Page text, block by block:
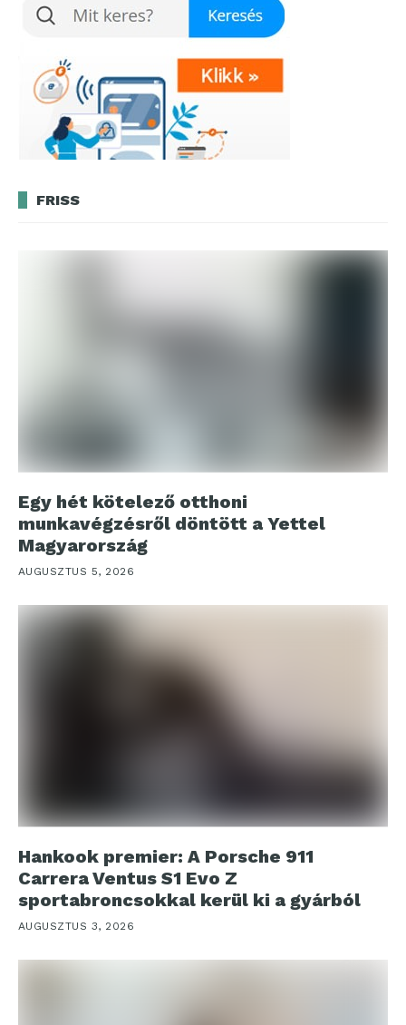
FRISS
Egy hét kötelező otthoni
munkavégzésről döntött a Yettel
Magyarország
AUGUSZTUS 5, 2026
Hankook premier: A Porsche 911
Carrera Ventus S1 Evo Z
sportabroncsokkal kerül ki a gyárból
AUGUSZTUS 3, 2026